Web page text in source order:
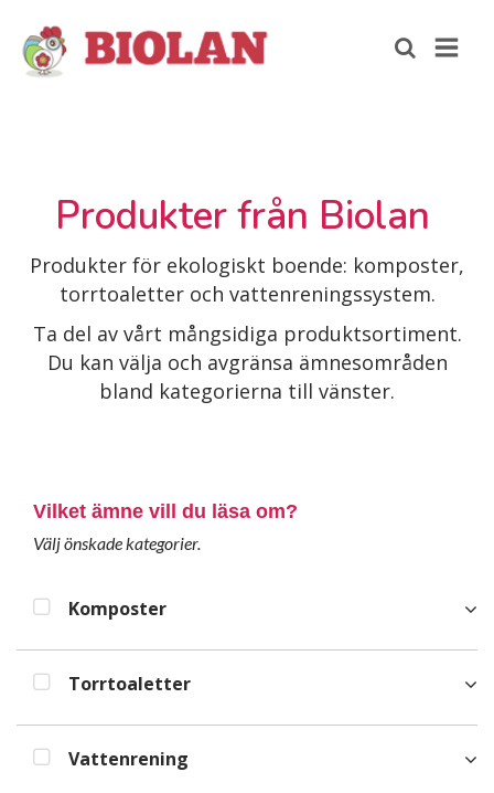
Produkter från Biolan
Produkter för ekologiskt boende: komposter,
torrtoaletter och vattenreningssystem.
Ta del av vårt mångsidiga produktsortiment.
Du kan välja och avgränsa ämnesområden
bland kategorierna till vänster.
Vilket ämne vill du läsa om?
Välj önskade kategorier.
Komposter
Torrtoaletter
Vattenrening